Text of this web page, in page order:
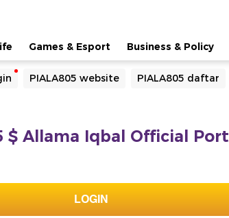
Games & Esport Business & Policy
PIALA805 website PIALA805 daftar
$ Allama Iqbal Official
LOGIN